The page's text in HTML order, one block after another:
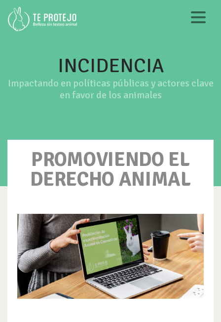
INCIDENCIA
Impactando en políticas públicas y actores clave
en favor de los animales
PROMOVIENDO EL
DERECHO ANIMAL